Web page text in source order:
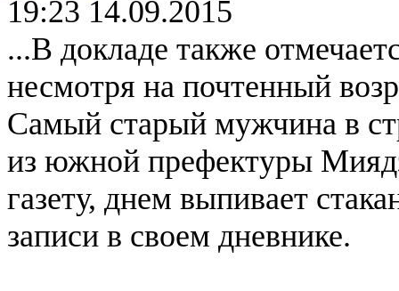
19:23 14.09.2015
...В докладе также
несмотря на почтенный
Самый старый мужчина в
из южной префектуры
газету, днем выпивает
записи в своем дневнике.